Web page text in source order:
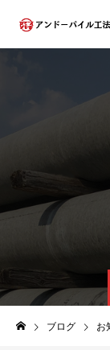
ブログ お